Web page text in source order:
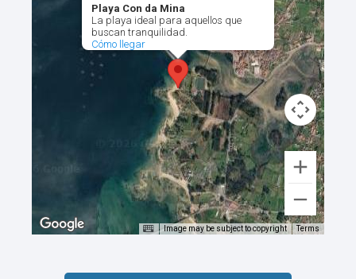
Playa Con da Mina
La playa ideal para aquellos que
buscan tranquilidad.
Cómo llegar
Image may be subject to copyright Terms